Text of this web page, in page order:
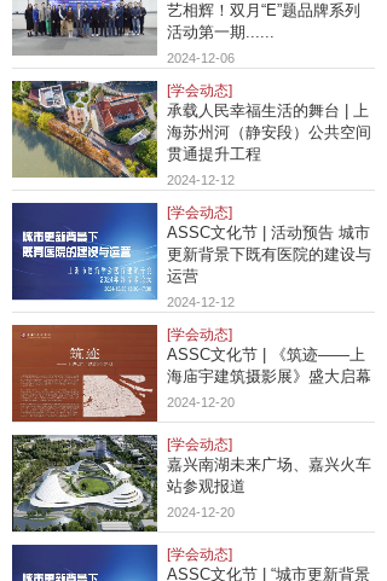
艺相辉！双月“E”题品牌系列
活动第一期......
2024-12-06
[学会动态]
承载人民幸福生活的舞台 | 上
海苏州河（静安段）公共空间
贯通提升工程
2024-12-12
[学会动态]
ASSC文化节 | 活动预告 城市
更新背景下既有医院的建设与
运营
2024-12-12
[学会动态]
ASSC文化节 | 《筑迹——上
海庙宇建筑摄影展》盛大启幕
2024-12-20
[学会动态]
嘉兴南湖未来广场、嘉兴火车
站参观报道
2024-12-20
[学会动态]
ASSC文化节 | “城市更新背景